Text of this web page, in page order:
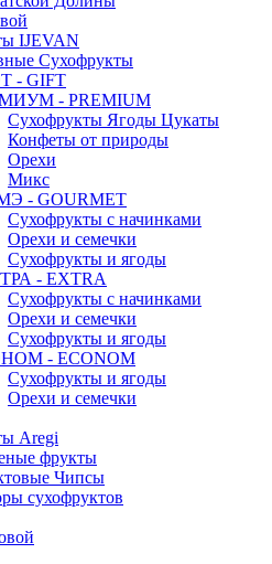
IJEVAN
Сухофрукты
- GIFT
- PREMIUM
Сухофрукты Ягоды Цукаты
Конфеты от природы
Орехи
Микс
- GOURMET
Сухофрукты с начинками
Орехи и семечки
Сухофрукты и ягоды
- EXTRA
Сухофрукты с начинками
Орехи и семечки
Сухофрукты и ягоды
- ECONOM
Сухофрукты и ягоды
Орехи и семечки
Aregi
фрукты
Чипсы
сухофруктов